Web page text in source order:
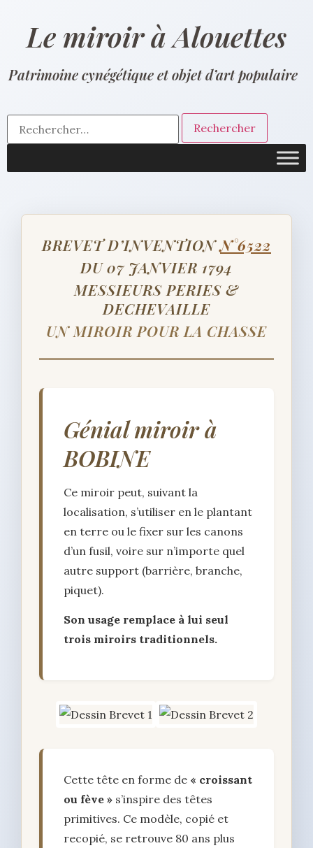
Le miroir à Alouettes
Patrimoine cynégétique et objet d’art populaire
BREVET D’INVENTIONN°6522
DU 07 JANVIER 1794
MESSIEURS PERIES &
DECHEVAILLE
UN MIROIR POUR LA CHASSE
Génial miroir à
BOBINE
Ce miroir peut, suivant la
localisation, s’utiliser en le plantant
en terre ou le fixer sur les canons
d’un fusil, voire sur n’importe quel
autre support (barrière, branche,
piquet).
Son usage remplace à lui seul
trois miroirs traditionnels.
Cette tête en forme de « croissant
ou fève » s’inspire des têtes
primitives. Ce modèle, copié et
recopié, se retrouve 80 ans plus